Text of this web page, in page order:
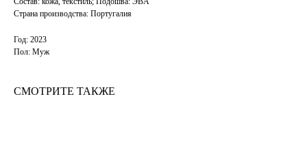
Страна производства: Португалия
Год: 2023
Пол: Муж
СМОТРИТЕ ТАКЖЕ